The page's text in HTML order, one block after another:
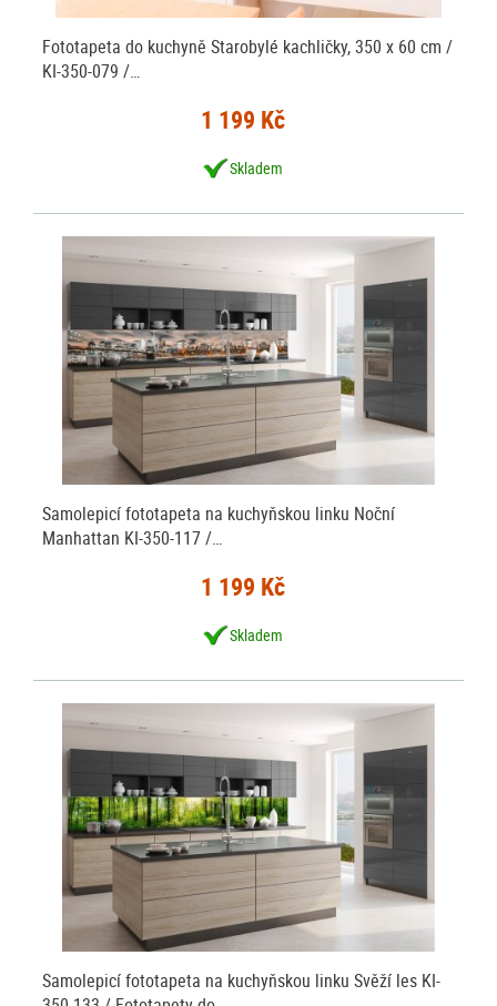
Fototapeta do kuchyně Starobylé kachličky, 350 x 60 cm /
KI-350-079 /…
1 199 Kč
Skladem
Samolepicí fototapeta na kuchyňskou linku Noční
Manhattan KI-350-117 /…
1 199 Kč
Skladem
Samolepicí fototapeta na kuchyňskou linku Svěží les KI-